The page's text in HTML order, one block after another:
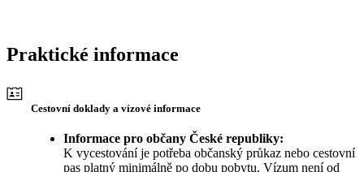
Praktické informace
Cestovní doklady a vízové informace
Informace pro občany České republiky:
K vycestování je potřeba občanský průkaz nebo cestovní
pas platný minimálně po dobu pobytu. Vízum není od